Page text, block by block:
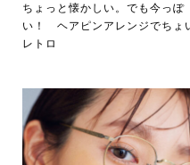
ちょっと懐かしい。でも今っぽ
い！ ヘアピンアレンジでちょ
レトロ